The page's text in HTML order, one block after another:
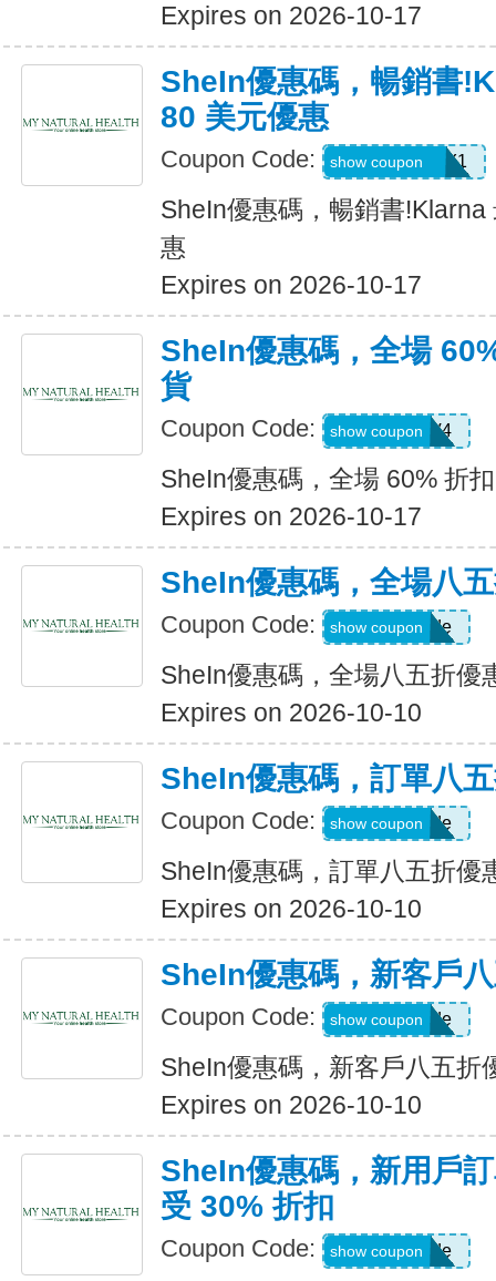
Expires on 2026-10-17
SheIn優惠碼，暢銷書
80 美元優惠
Coupon Code: KLARNAJULY1
show coupon
SheIn優惠碼，暢銷書
惠
Expires on 2026-10-17
SheIn優惠碼，全場
貨
Coupon Code: LS8V4
show coupon
SheIn優惠碼，全場 60% 折
Expires on 2026-10-17
SheIn優惠碼，全場八
Coupon Code: Show Code
show coupon
SheIn優惠碼，全場八五折優
Expires on 2026-10-10
SheIn優惠碼，訂單八
Coupon Code: Show Code
show coupon
SheIn優惠碼，訂單八五折優
Expires on 2026-10-10
SheIn優惠碼，新客戶
Coupon Code: Show Code
show coupon
SheIn優惠碼，新客戶八五折
Expires on 2026-10-10
SheIn優惠碼，新用戶
受 30% 折扣
Coupon Code: Show Code
show coupon